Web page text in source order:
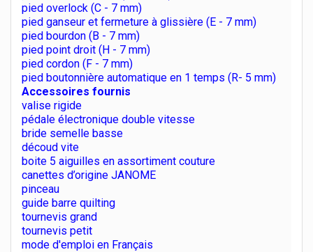
pied overlock (C - 7 mm)
pied ganseur et fermeture à glissière (E - 7 mm)
pied bourdon (B - 7 mm)
pied point droit (H - 7 mm)
pied cordon (F - 7 mm)
pied boutonnière automatique en 1 temps (R- 5 mm)
Accessoires fournis
valise rigide
pédale électronique double vitesse
bride semelle basse
découd vite
boite 5 aiguilles en assortiment couture
canettes d’origine JANOME
pinceau
guide barre quilting
tournevis grand
tournevis petit
mode d'emploi en Français